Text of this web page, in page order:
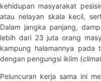
kehidupan masyarakat
atau nelayan skala kecil,
Dalam jangka panjang,
lebih dari 23 juta orang
kampung halamannya
dengan pengungsi iklim (
Peluncuran kerja sama ini